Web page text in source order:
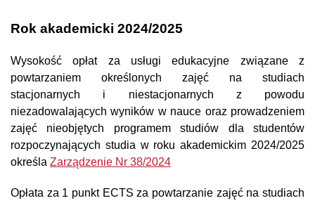
Rok akademicki 2024/2025
Wysokość opłat za usługi edukacyjne związane z
powtarzaniem określonych zajęć na studiach
stacjonarnych i niestacjonarnych z powodu
niezadowalających wyników w nauce oraz prowadzeniem
zajęć nieobjętych programem studiów dla studentów
rozpoczynających studia w roku akademickim 2024/2025
określa Zarządzenie Nr 38/2024
Opłata za 1 punkt ECTS za powtarzanie zajęć na studiach